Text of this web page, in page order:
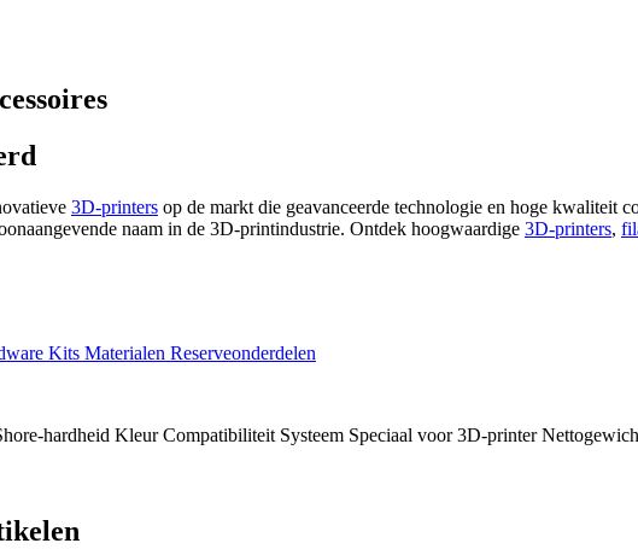
3D-printers op de markt die geavanceerde technologie en hoge kwaliteit
naam in de 3D-printindustrie. Ontdek hoogwaardige 3D-printers,
Kits Materialen Reserveonderdelen
hardheid Kleur Compatibiliteit Systeem Speciaal voor 3D-printer